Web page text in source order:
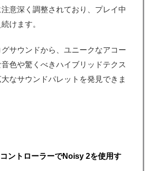
意深く調整されており、プレイ中
けます。
サウンドから、ユニークなアコー
色や驚くべきハイブリッドテクス
なサウンドパレットを発見できま
ントローラーでNoisy 2を使用す